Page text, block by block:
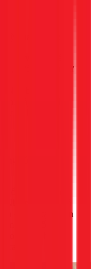
quan trọng:
xả và đáy két
nước sẽ rò rỉ từ
thì đây chính là
đã bị hỏng.
có thể gây ra
Nhiệm vụ của nó
cầu để tạo "con
sâu xuống
ra một hiệu
ra ngoài.